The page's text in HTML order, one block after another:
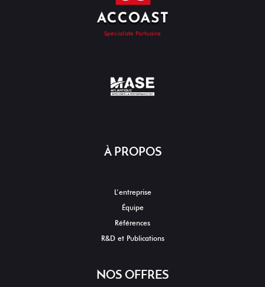
Spécialiste Portuaire
À PROPOS
L’entreprise
Équipe
Références
R&D et Publications
NOS OFFRES